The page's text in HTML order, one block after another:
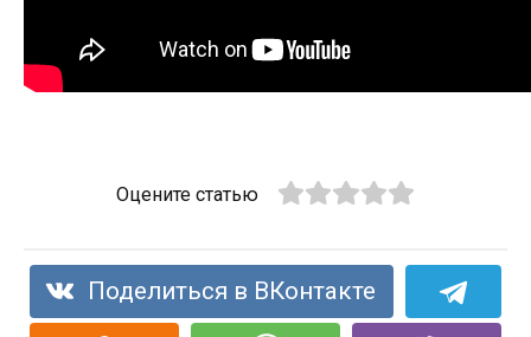
Оцените статью
Поделиться в ВКонтакте